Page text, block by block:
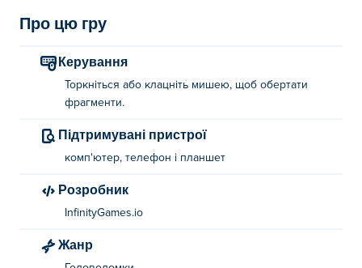
Про цю гру
Керування
Торкніться або клацніть мишею, щоб обертати
фрагменти.
Підтримувані пристрої
комп'ютер, телефон і планшет
Розробник
InfinityGames.io
Жанр